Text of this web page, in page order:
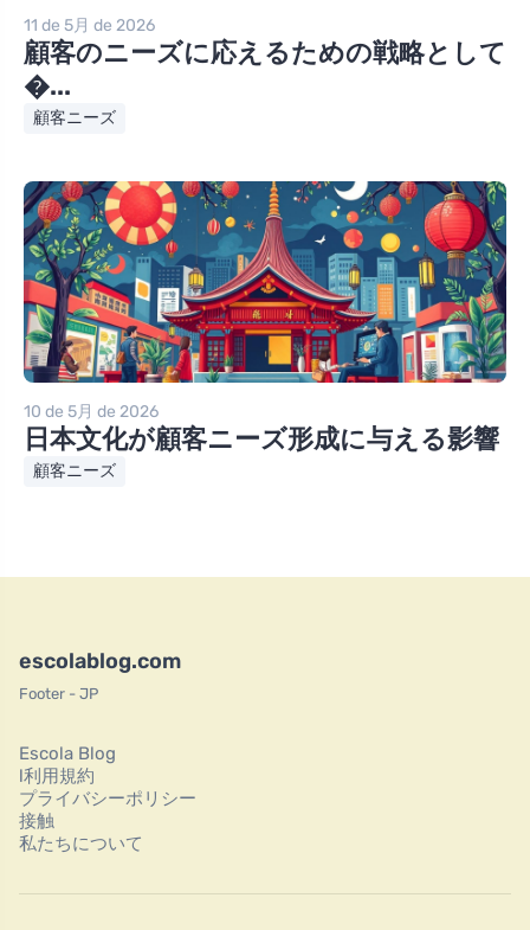
11 de 5月 de 2026
顧客のニーズに応えるための戦略として
�...
顧客ニーズ
10 de 5月 de 2026
日本文化が顧客ニーズ形成に与える影響
顧客ニーズ
escolablog.com
Footer - JP
Escola Blog
l利用規約
プライバシーポリシー
接触
私たちについて